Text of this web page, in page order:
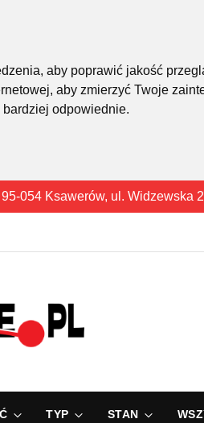
aby poprawić jakość
, aby zmierzyć Twoje
bardziej odpowiednie.
95-054 Ksawerów, ul. Widzewska
TYP STAN